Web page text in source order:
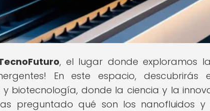
, el lugar donde exploramos
En este espacio,
biotecnología, donde la ciencia y la
preguntado qué son los nanofluidos